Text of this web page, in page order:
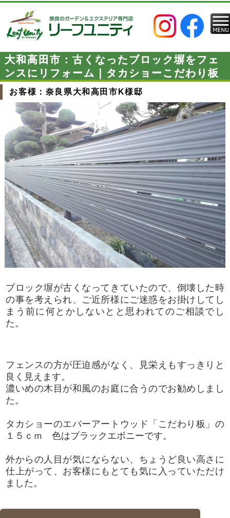
大和高田市：古くなったブロック塀をフェ
ンスにリフォーム｜タカショーこだわり板
お客様：奈良県大和高田市K様邸
ブロック塀が古くなってきていたので、倒壊した時
の事を考えられ、ご近所様にご迷惑をお掛けしてし
まう前に何とかしないとと思われてのご相談でし
た。
フェンスの方が圧迫感がなく、見栄えもすっきりと
良く見えます。
濃いめの木目が和風のお庭に合うのでお勧めしまし
た。
タカショーのエバーアートウッド「こだわり板」の
１５ｃｍ 色はブラックエボニーです。
外からの人目が気にならない、ちょうど良い高さに
仕上がって、お客様にもとても気に入っていただけ
ました。